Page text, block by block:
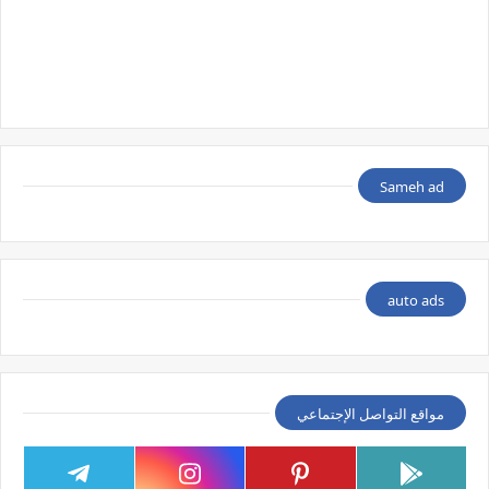
Sameh ad
auto ads
مواقع التواصل الإجتماعي